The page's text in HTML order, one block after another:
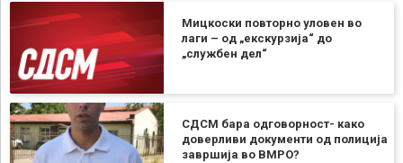
Мицкоски повторно уловен во
лаги – од „екскурзија“ до
„службен дел“
СДСМ бара одговорност- како
доверливи документи од полиција
завршија во ВМРО?